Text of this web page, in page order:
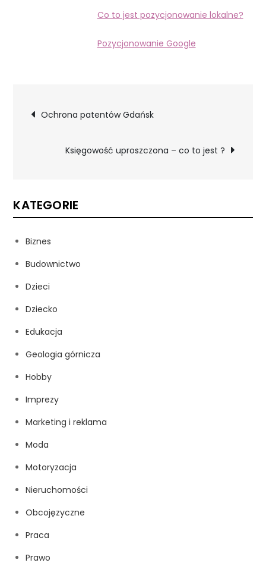
Co to jest pozycjonowanie lokalne?
Pozycjonowanie Google
Nawigacja
wpisu
Ochrona patentów Gdańsk
Księgowość uproszczona – co to jest ?
KATEGORIE
Biznes
Budownictwo
Dzieci
Dziecko
Edukacja
Geologia górnicza
Hobby
Imprezy
Marketing i reklama
Moda
Motoryzacja
Nieruchomości
Obcojęzyczne
Praca
Prawo